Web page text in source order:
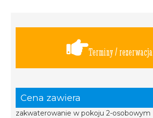
Terminy / rezerwacja
Cena zawiera
zakwaterowanie w pokoju 2-osobowym